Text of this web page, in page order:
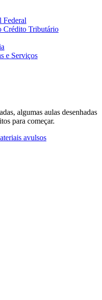
Federal
Crédito Tributário
e Serviços
algumas aulas desenhadas
para começar.
avulsos